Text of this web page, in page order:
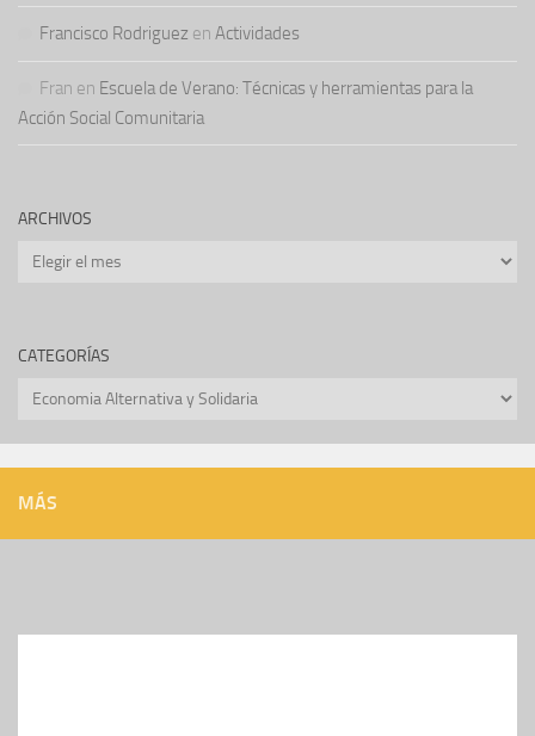
Francisco Rodriguez en Actividades
Fran en Escuela de Verano: Técnicas y herramientas para la
Acción Social Comunitaria
ARCHIVOS
Archivos
CATEGORÍAS
Categorías
MÁS